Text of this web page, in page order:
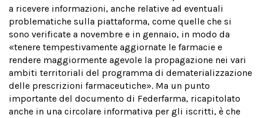
a ricevere informazioni, anche relative ad eventuali
problematiche sulla piattaforma, come quelle che si
sono verificate a novembre e in gennaio, in modo da
«tenere tempestivamente aggiornate le farmacie e
rendere maggiormente agevole la propagazione nei vari
ambiti territoriali del programma di dematerializzazione
delle prescrizioni farmaceutiche». Ma un punto
importante del documento di Federfarma, ricapitolato
anche in una circolare informativa per gli iscritti, è che